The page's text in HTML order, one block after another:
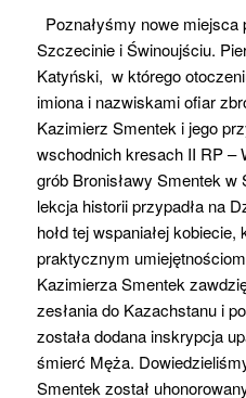
Poznałyśmy nowe miejsca
Szczecinie i Świnoujściu.
Katyński, w którego
imiona i nazwiskami ofiar
Kazimierz Smenteki jego
wschodnich kresach II RP –
grób Bronisławy Smentekw
lekcja historii przypadła na
hołd tej wspaniałej
praktycznym
KazimierzaSmentek
zesłania do Kazachstanu i
została dodana inskrypcja
śmierć Męża.
Smentekzostał